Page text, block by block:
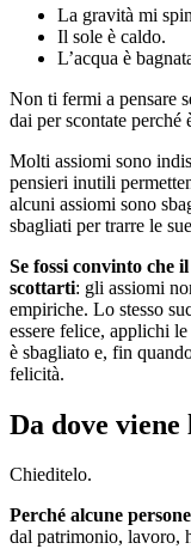
La gravità mi
Il sole è caldo.
L’acqua è
Non ti fermi a pensare
dai per scontate perché
Molti assiomi sono
pensieri inutili
alcuni assiomi sono
sbagliati per trarre le
Se fossi convinto che
scottarti: gli assiomi
empiriche. Lo stesso
essere felice, applichi
è sbagliato e, fin
felicità.
Da dove
Chieditelo.
Perché alcune
dal patrimonio, lavoro,